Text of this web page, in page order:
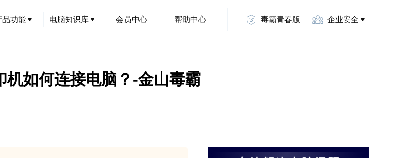
品功能 电脑知识库 会员中心 帮助中心 毒霸青春版 企业安全
机如何连接电脑？-金山毒霸